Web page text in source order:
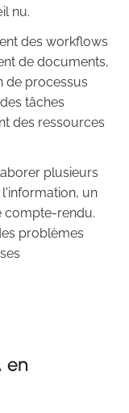
nu.
des workflows
de documents,
de processus
tâches
des ressources
plusieurs
un
compte-rendu.
problèmes
en